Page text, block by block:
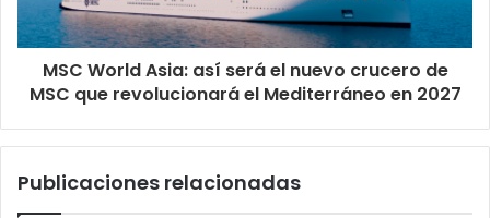
MSC World Asia: así será el nuevo crucero de
MSC que revolucionará el Mediterráneo en 2027
Publicaciones relacionadas